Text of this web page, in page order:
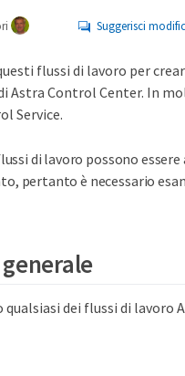
Suggerisci
flussi di lavoro per
Astra Control Center. In
Service.
di lavoro possono
pertanto è necessario
dei flussi di lavoro